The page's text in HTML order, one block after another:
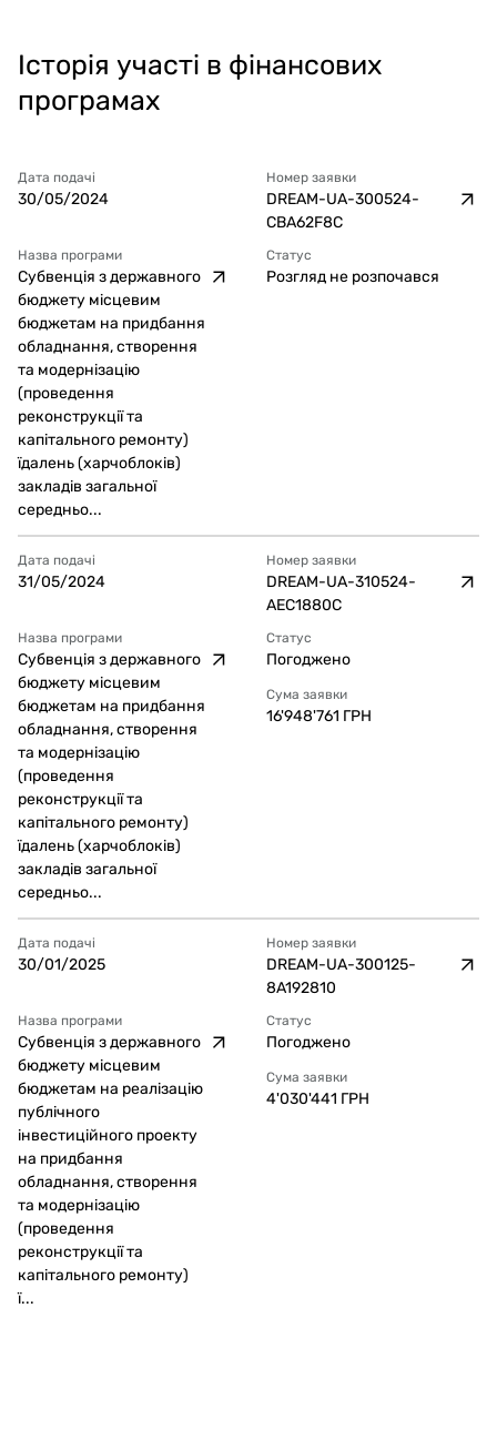
Історія участі в фінансових
програмах
Дата подачі
30/05/2024
Номер заявки
DREAM-UA-300524-
CBA62F8C
Назва програми
Субвенція з державного
бюджету місцевим
бюджетам на придбання
обладнання, створення
та модернізацію
(проведення
реконструкції та
капітального ремонту)
їдалень (харчоблоків)
закладів загальної
середньо...
Статус
Розгляд не розпочався
Дата подачі
31/05/2024
Номер заявки
DREAM-UA-310524-
AEC1880C
Назва програми
Субвенція з державного
бюджету місцевим
бюджетам на придбання
обладнання, створення
та модернізацію
(проведення
реконструкції та
капітального ремонту)
їдалень (харчоблоків)
закладів загальної
середньо...
Статус
Погоджено
Сума заявки
16'948'761 ГРН
Дата подачі
30/01/2025
Номер заявки
DREAM-UA-300125-
8A192810
Назва програми
Субвенція з державного
бюджету місцевим
бюджетам на реалізацію
публічного
інвестиційного проекту
на придбання
обладнання, створення
та модернізацію
(проведення
реконструкції та
капітального ремонту)
ї...
Статус
Погоджено
Сума заявки
4'030'441 ГРН